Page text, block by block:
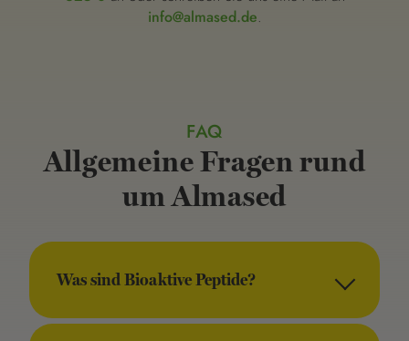
info@almased.de.
FAQ
Allgemeine Fragen rund
um Almased
Was sind Bioaktive Peptide?